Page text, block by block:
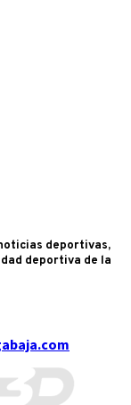
deportivas,
deportiva de la